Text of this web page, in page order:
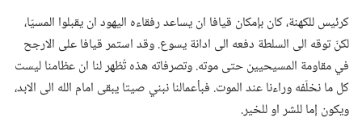
كرئيس للكهنة،‏ كان بإمكان قيافا ان يساعد رفقاءه اليهود ان يقبلوا المسيّا،‏
لكنّ توقه الى السلطة دفعه الى ادانة يسوع.‏ وقد استمر قيافا على الارجح
في مقاومة المسيحيين حتى موته.‏ وتصرفاته هذه تُظهر لنا ان عظامنا ليست
كل ما نخلّفه وراءنا عند الموت.‏ فبأعمالنا نبني صيتا يبقى امام الله الى الابد،‏
ويكون إما للشر او للخير.‏